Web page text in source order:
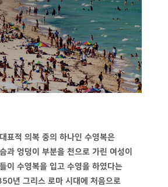
표적 의복 중의 하나인 수영복은
과 엉덩이 부분을 천으로 가린 여성이
이 수영복을 입고 수영을 하였다는
년 그리스 로마 시대에 처음으로